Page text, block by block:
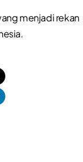
menjadi rekan